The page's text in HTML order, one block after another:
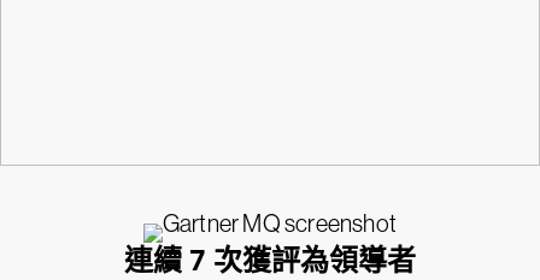
連續 7 次獲評為領導者